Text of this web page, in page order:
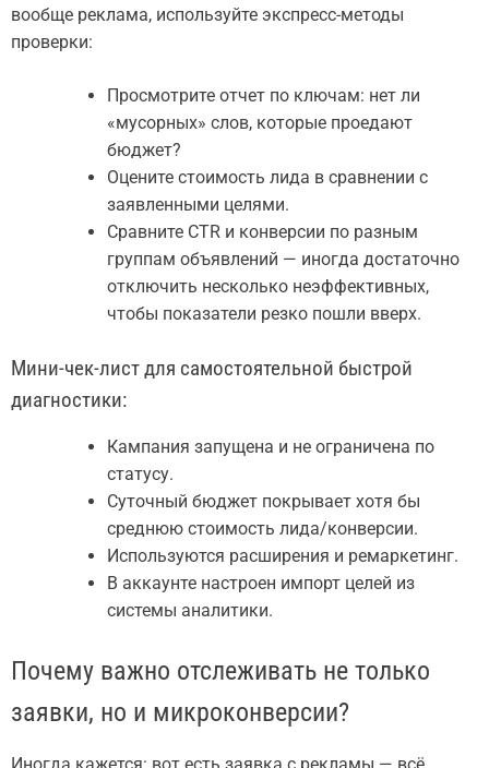
вообще реклама, используйте экспресс-методы
проверки:
Просмотрите отчет по ключам: нет ли
«мусорных» слов, которые проедают
бюджет?
Оцените стоимость лида в сравнении с
заявленными целями.
Сравните CTR и конверсии по разным
группам объявлений — иногда достаточно
отключить несколько неэффективных,
чтобы показатели резко пошли вверх.
Мини-чек-лист для самостоятельной быстрой
диагностики:
Кампания запущена и не ограничена по
статусу.
Суточный бюджет покрывает хотя бы
среднюю стоимость лида/конверсии.
Используются расширения и ремаркетинг.
В аккаунте настроен импорт целей из
системы аналитики.
Почему важно отслеживать не только
заявки, но и микроконверсии?